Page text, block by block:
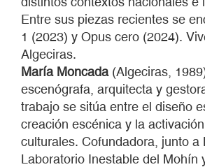
Entre sus piezas recientes se
1 (2023) y Opus cero (2024).
Algeciras.
María Moncada(Algeciras,
escenógrafa, arquitecta y
trabajo se sitúa entre el diseño
creación escénica y la
culturales. Cofundadora, junto a
Laboratorio Inestable del Mohín